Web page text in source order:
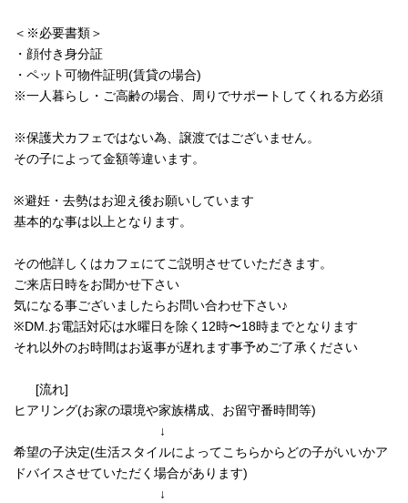
＜※必要書類＞
・顔付き身分証
・ペット可物件証明(賃貸の場合)
※一人暮らし・ご高齢の場合、周りでサポートしてくれる方必須
※保護犬カフェではない為、譲渡ではございません。
その子によって金額等違います。
※避妊・去勢はお迎え後お願いしています
基本的な事は以上となります。
その他詳しくはカフェにてご説明させていただきます。
ご来店日時をお聞かせ下さい
気になる事ございましたらお問い合わせ下さい♪
※DM.お電話対応は水曜日を除く12時〜18時までとなります
それ以外のお時間はお返事が遅れます事予めご了承ください
[流れ]
ヒアリング(お家の環境や家族構成、お留守番時間等)
↓
希望の子決定(生活スタイルによってこちらからどの子がいいかア
ドバイスさせていただく場合があります)
↓